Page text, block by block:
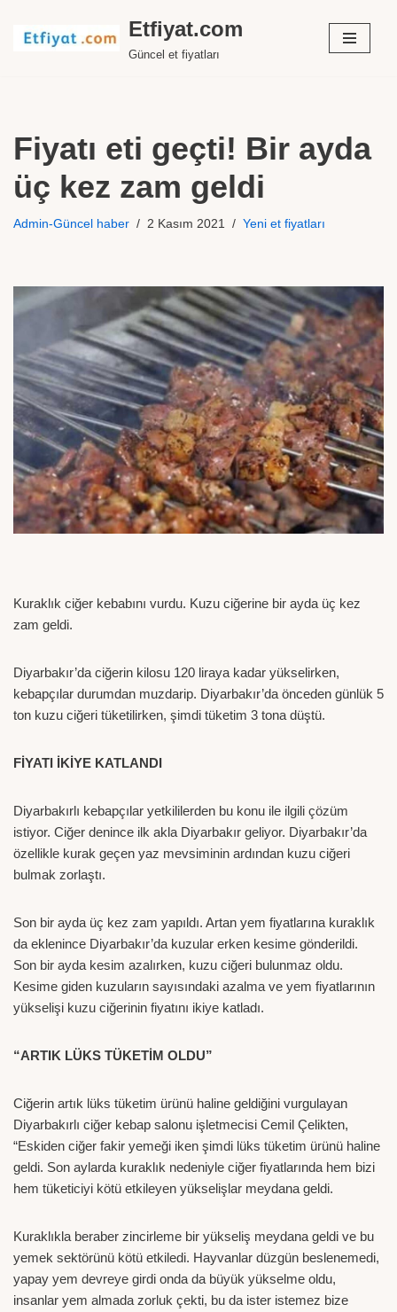
İçeriğe
Etfiyat.com
Güncel et fiyatları
Fiyatı eti geçti! Bir ayda
üç kez zam geldi
Admin-Güncel haber 2 Kasım 2021 Yeni et fiyatları
Kuraklık ciğer kebabını vurdu. Kuzu ciğerine bir ayda üç kez
zam geldi.
Diyarbakır’da ciğerin kilosu 120 liraya kadar yükselirken,
kebapçılar durumdan muzdarip. Diyarbakır’da önceden günlük 5
ton kuzu ciğeri tüketilirken, şimdi tüketim 3 tona düştü.
FİYATI İKİYE KATLANDI
Diyarbakırlı kebapçılar yetkililerden bu konu ile ilgili çözüm
istiyor. Ciğer denince ilk akla Diyarbakır geliyor. Diyarbakır’da
özellikle kurak geçen yaz mevsiminin ardından kuzu ciğeri
bulmak zorlaştı.
Son bir ayda üç kez zam yapıldı. Artan yem fiyatlarına kuraklık
da eklenince Diyarbakır’da kuzular erken kesime gönderildi.
Son bir ayda kesim azalırken, kuzu ciğeri bulunmaz oldu.
Kesime giden kuzuların sayısındaki azalma ve yem fiyatlarının
yükselişi kuzu ciğerinin fiyatını ikiye katladı.
“ARTIK LÜKS TÜKETİM OLDU”
Ciğerin artık lüks tüketim ürünü haline geldiğini vurgulayan
Diyarbakırlı ciğer kebap salonu işletmecisi Cemil Çelikten,
“Eskiden ciğer fakir yemeği iken şimdi lüks tüketim ürünü haline
geldi. Son aylarda kuraklık nedeniyle ciğer fiyatlarında hem bizi
hem tüketiciyi kötü etkileyen yükselişlar meydana geldi.
Kuraklıkla beraber zincirleme bir yükseliş meydana geldi ve bu
yemek sektörünü kötü etkiledi. Hayvanlar düzgün beslenemedi,
yapay yem devreye girdi onda da büyük yükselme oldu,
insanlar yem almada zorluk çekti, bu da ister istemez bize